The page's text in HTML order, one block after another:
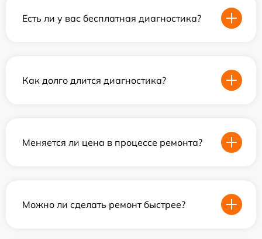
Есть ли у вас бесплатная диагностика?
Как долго длится диагностика?
Меняется ли цена в процессе ремонта?
Можно ли сделать ремонт быстрее?